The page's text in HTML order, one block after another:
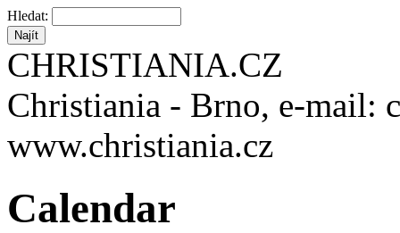
Hledat:
CHRISTIANIA.CZ
Christiania - Brno, e-mail:
www.christiania.cz
Calendar